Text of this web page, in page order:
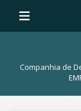
Companhia de